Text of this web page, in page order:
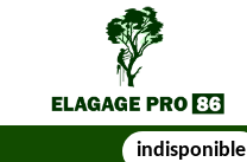
indisponible